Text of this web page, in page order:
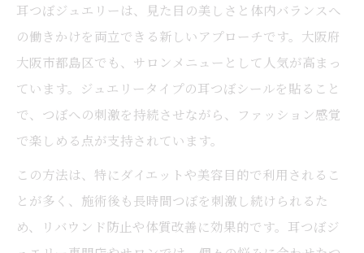
耳つぼジュエリーは、見た目の美しさと体内バランスへ
の働きかけを両立できる新しいアプローチです。大阪府
大阪市都島区でも、サロンメニューとして人気が高まっ
ています。ジュエリータイプの耳つぼシールを貼ること
で、つぼへの刺激を持続させながら、ファッション感覚
で楽しめる点が支持されています。
この方法は、特にダイエットや美容目的で利用されるこ
とが多く、施術後も長時間つぼを刺激し続けられるた
め、リバウンド防止や体質改善に効果的です。耳つぼジ